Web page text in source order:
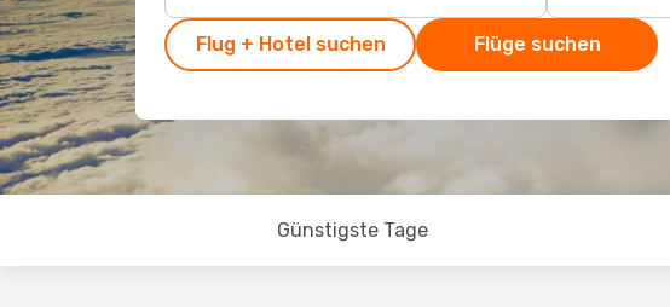
Flug + Hotel suchen Flüge suchen
Günstigste Tage